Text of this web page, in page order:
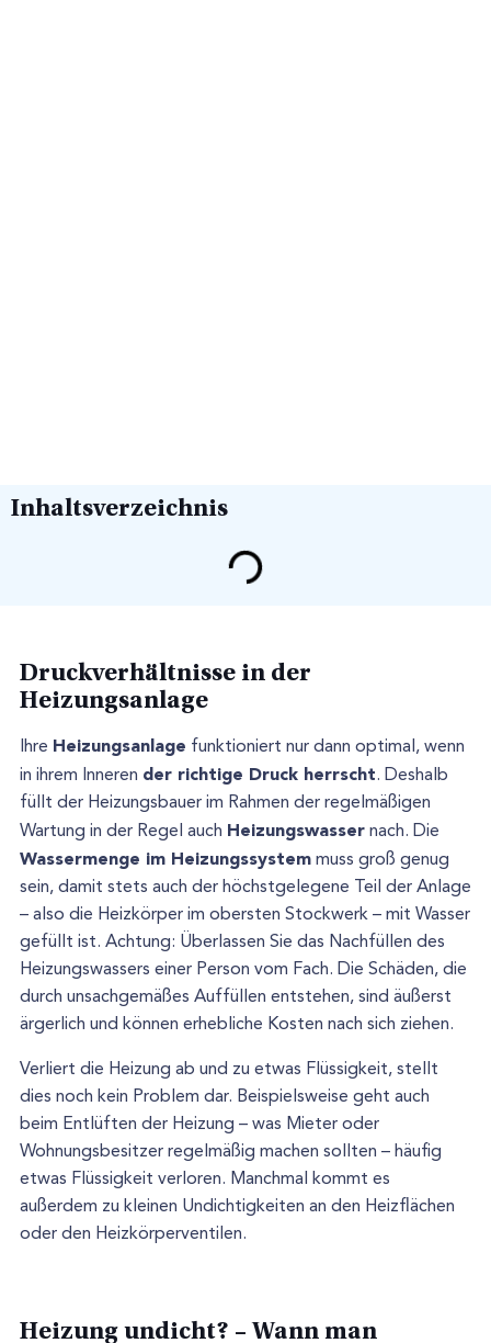
Inhaltsverzeichnis
Druckverhältnisse in der
Heizungsanlage
Ihre Heizungsanlage funktioniert nur dann optimal, wenn
in ihrem Inneren der richtige Druck herrscht. Deshalb
füllt der Heizungsbauer im Rahmen der regelmäßigen
Wartung in der Regel auch Heizungswasser nach. Die
Wassermenge im Heizungssystem muss groß genug
sein, damit stets auch der höchstgelegene Teil der Anlage
– also die Heizkörper im obersten Stockwerk – mit Wasser
gefüllt ist. Achtung: Überlassen Sie das Nachfüllen des
Heizungswassers einer Person vom Fach. Die Schäden, die
durch unsachgemäßes Auffüllen entstehen, sind äußerst
ärgerlich und können erhebliche Kosten nach sich ziehen.
Verliert die Heizung ab und zu etwas Flüssigkeit, stellt
dies noch kein Problem dar. Beispielsweise geht auch
beim Entlüften der Heizung – was Mieter oder
Wohnungsbesitzer regelmäßig machen sollten – häufig
etwas Flüssigkeit verloren. Manchmal kommt es
außerdem zu kleinen Undichtigkeiten an den Heizflächen
oder den Heizkörperventilen.
Heizung undicht? – Wann man